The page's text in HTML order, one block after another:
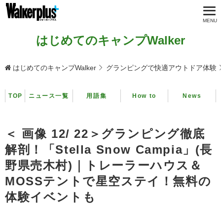
はじめてのキャンプWalker
はじめてのキャンプWalker グランピングで快適アウトドア体験
TOP ニュース一覧 用語集 How to News
＜ 画像 12/ 22＞グランピング徹底
解剖！「Stella Snow Campia」(長
野県売木村)｜トレーラーハウス＆
MOSSテントで星空ステイ！無料の
体験イベントも